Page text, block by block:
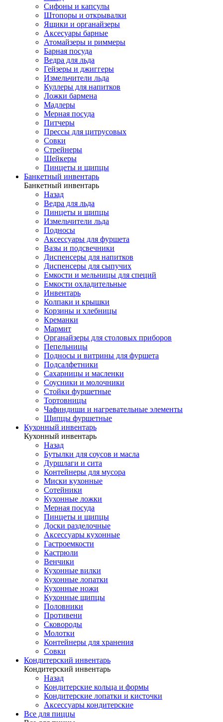
Сифоны и капсулы
Штопоры и открывалки
Ящики и органайзеры
Аксесуары барные
Атомайзеры и риммеры
Барная посуда
Ведра для льда
Гейзеры и джиггеры
Измельчители льда
Куллеры для напитков
Ложки бармена
Мадлеры
Мерная посуда
Питчеры
Прессы для цитрусовых
Совки
Стрейнеры
Шейкеры
Пинцеты и щипцы
Банкетный инвентарь
Банкетный инвентарь
Назад
Ведра для льда
Пинцеты и щипцы
Измельчители льда
Подносы
Аксессуары для фуршета
Вазы и подсвечники
Диспенсеры для напитков
Диспенсеры для сыпучих
Емкости и мельницы для специй
Емкости охладительные
Инвентарь
Колпаки и крышки
Корзины и хлебницы
Креманки
Мармит
Органайзеры для столовых приборов
Пепельницы
Подносы и витрины для фуршета
Подсалфетники
Сахарницы и масленки
Соусники и молочники
Стойки фуршетные
Тортовницы
Чафиндиши и нагревательные элементы
Щипцы фуршетные
Кухонный инвентарь
Кухонный инвентарь
Назад
Бутылки для соусов и масла
Дуршлаги и сита
Контейнеры для мусора
Миски кухонные
Сотейники
Кухонные ложки
Мерная посуда
Пинцеты и щипцы
Доски разделочные
Аксессуары кухонные
Гастроемкости
Кастрюли
Венчики
Кухонные вилки
Кухонные лопатки
Кухонные ножи
Кухонные щипцы
Половники
Противени
Сковороды
Молотки
Контейнеры для хранения
Совки
Кондитерский инвентарь
Кондитерский инвентарь
Назад
Кондитерские кольца и формы
Кондитерские лопатки и кисточки
Аксессуары кондитерские
Все для пиццы